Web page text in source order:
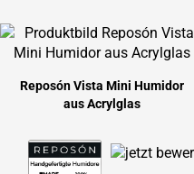
Reposón Vista Mini Humidor
aus Acrylglas